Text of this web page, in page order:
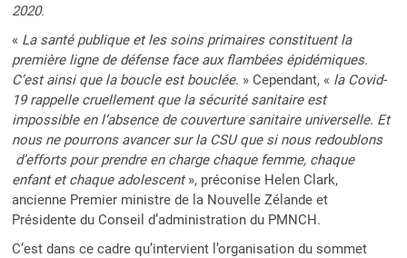
2020.
« La santé publique et les soins primaires constituent la
première ligne de défense face aux flambées épidémiques.
C’est ainsi que la boucle est bouclée. » Cependant, « la Covid-
19 rappelle cruellement que la sécurité sanitaire est
impossible en l’absence de couverture sanitaire universelle. Et
nous ne pourrons avancer sur la CSU que si nous redoublons
d’efforts pour prendre en charge chaque femme, chaque
enfant et chaque adolescent», préconise Helen Clark,
ancienne Premier ministre de la Nouvelle Zélande et
Présidente du Conseil d’administration du PMNCH.
C’est dans ce cadre qu’intervient l’organisation du sommet